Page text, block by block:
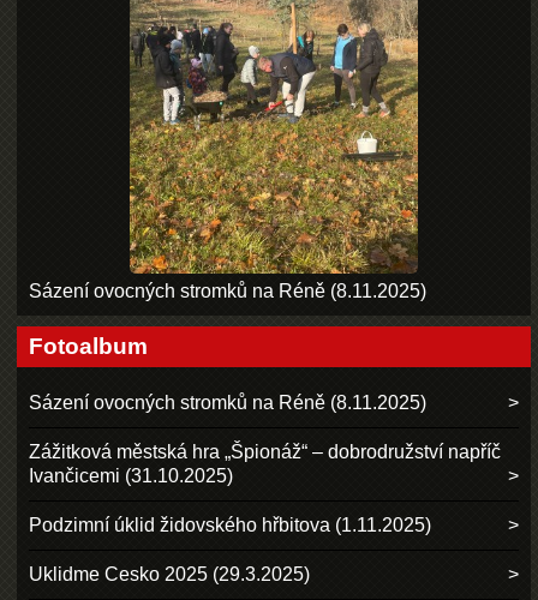
Sázení ovocných stromků na Réně (8.11.2025)
Fotoalbum
Sázení ovocných stromků na Réně (8.11.2025)
Zážitková městská hra „Špionáž“ – dobrodružství napříč
Ivančicemi (31.10.2025)
Podzimní úklid židovského hřbitova (1.11.2025)
Uklidme Cesko 2025 (29.3.2025)